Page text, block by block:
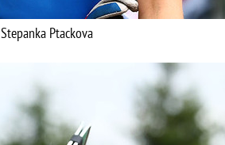
Stepanka Ptackova